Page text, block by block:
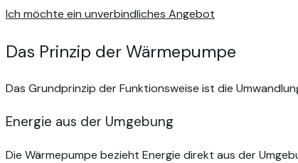
Ich möchte ein unverbindliches Angebot
Das Prinzip der Wärmepumpe
Das Grundprinzip der Funktionsweise ist die
Energie aus der Umgebung
Die Wärmepumpe bezieht Energie direkt aus der